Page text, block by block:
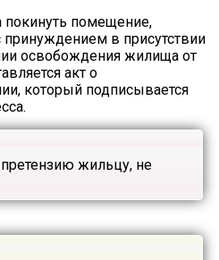
покинуть помещение,
принуждением в присутствии
освобождения жилища от
акт о
который подписывается
жильцу, не